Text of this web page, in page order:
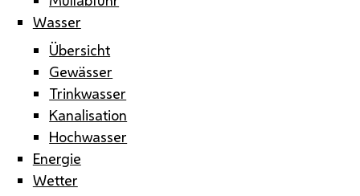
Wasser
Übersicht
Gewässer
Trinkwasser
Kanalisation
Hochwasser
Energie
Wetter